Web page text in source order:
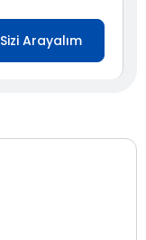
Sizi Arayalım